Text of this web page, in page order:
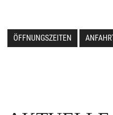
ÖFFNUNGSZEITEN